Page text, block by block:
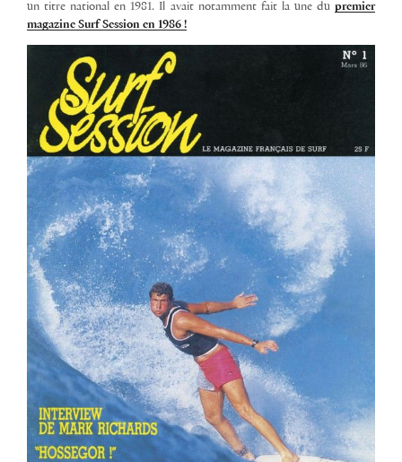
un titre national en 1981. Il avait notamment fait la une du premier
magazine Surf Session en 1986 !